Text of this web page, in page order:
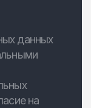
данных
на